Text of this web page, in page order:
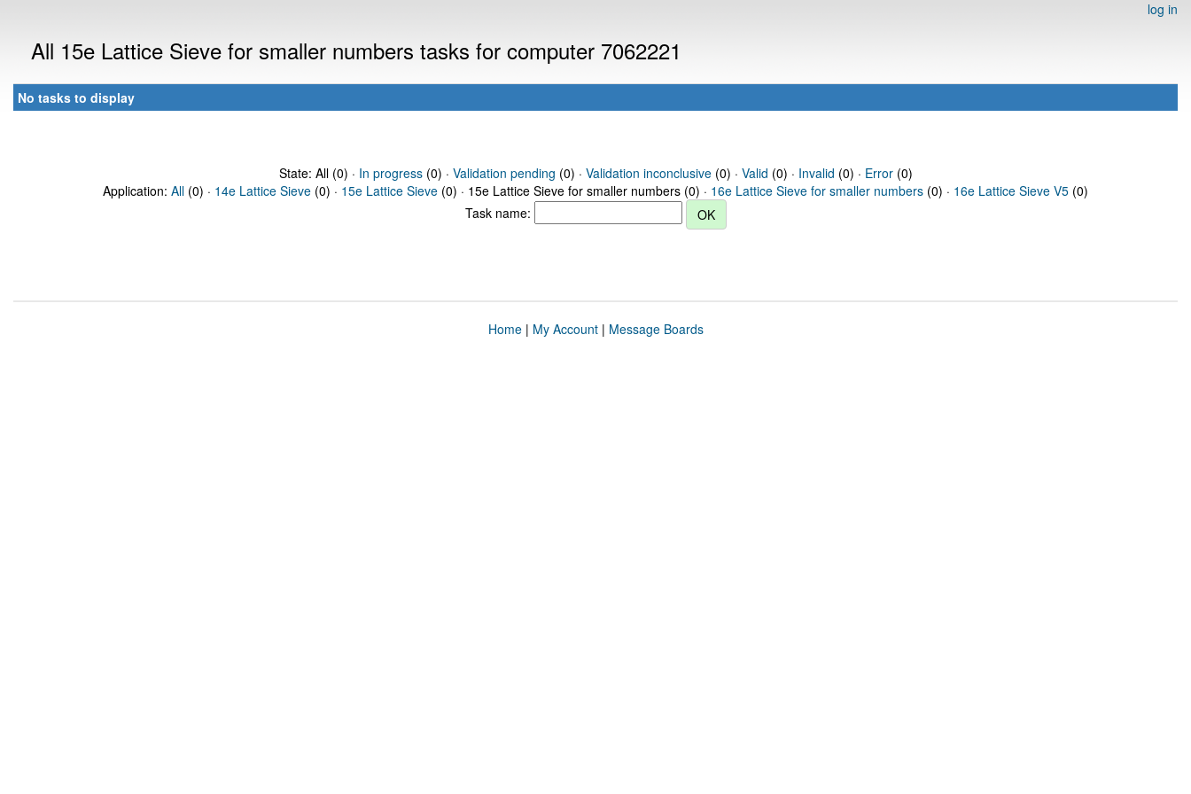
log in
All 15e Lattice Sieve for smaller numbers tasks for computer 7062221
No tasks to display
State: All (0) · In progress(0) · Validation pending (0) · Validation inconclusive(0) · Valid (0) · Invalid (0) · Error(0)
Application: All (0) · 14e Lattice Sieve (0) · 15e Lattice Sieve (0) · 15e Lattice Sieve for smaller numbers (0) · 16e Lattice Sieve for smaller numbers (0) · 16e Lattice Sieve V5 (0)
Task name:
Home| My Account| Message Boards